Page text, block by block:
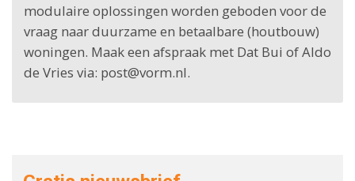
modulaire oplossingen worden geboden voor de
vraag naar duurzame en betaalbare (houtbouw)
woningen. Maak een afspraak met Dat Bui of Aldo
de Vries via: post@vorm.nl.